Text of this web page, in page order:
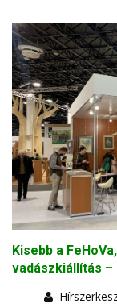
Kisebb a
vadászkiállítás